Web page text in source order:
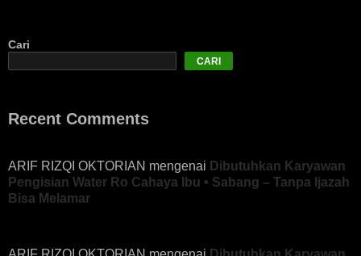
Cari
CARI
Recent Comments
ARIF RIZQI OKTORIAN mengenai Dibutuhkan Karyawan
Pengisian Water Ro Cahaya Ibu • Sabang – Tanpa Ijazah
Bisa Melamar